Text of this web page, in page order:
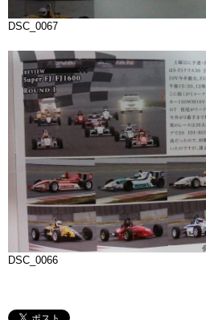
DSC_0067
DSC_0066